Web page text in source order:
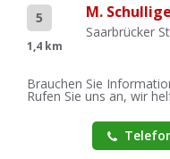
5
1,4 km
M.
Saarbrücker
Brauchen Sie
Rufen Sie uns an, wir